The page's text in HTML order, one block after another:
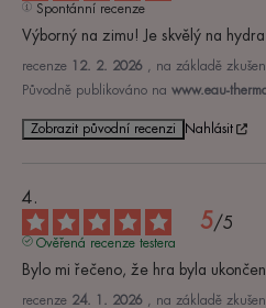
Spontánní recenze
Výborný na zimu! Je skvělý na
recenze 12. 2. 2026 , na základě
Původně publikováno na www.eau-
Zobrazit původní recenzi Nahlásit
5/5
Ověřená recenze testera
Bylo mi řečeno, že hra byla
recenze 24. 1. 2026 , na základě